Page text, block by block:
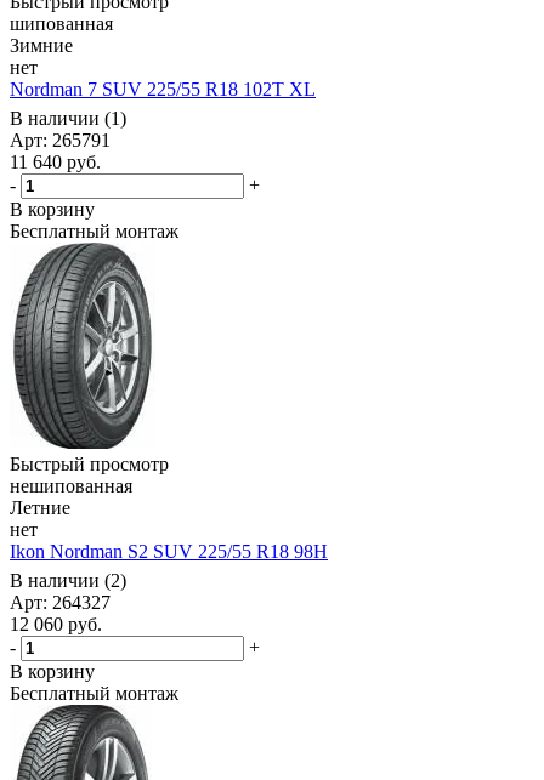
шипованная
Зимние
нет
Nordman 7 SUV 225/55 R18 102T XL
В наличии (1)
Арт: 265791
11 640 руб.
-
+
В корзину
Бесплатный монтаж
Быстрый просмотр
нешипованная
Летние
нет
Ikon Nordman S2 SUV 225/55 R18 98H
В наличии (2)
Арт: 264327
12 060 руб.
-
+
В корзину
Бесплатный монтаж